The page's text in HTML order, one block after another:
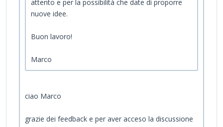
attento e per la possibilità che date di proporre
nuove idee.
Buon lavoro!
Marco
ciao Marco
grazie dei feedback e per aver acceso la discussione